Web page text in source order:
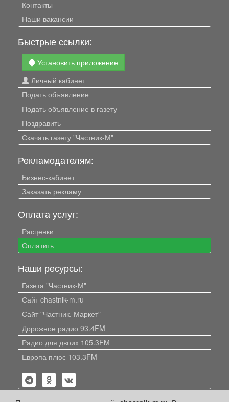
Контакты
Наши вакансии
Быстрые ссылки:
Установить приложение
Личный кабинет
Подать объявление
Подать объявление в газету
Поздравить
Скачать газету "Частник-М"
Рекламодателям:
Бизнес-кабинет
Заказать рекламу
Оплата услуг:
Расценки
Оплатить
Наши ресурсы:
Газета "Частник-М"
Сайт chastnik-m.ru
Сайт "Частник. Маркет"
Дорожное радио 93.4FM
Радио для двоих 105.3FM
Европа плюс 103.3FM